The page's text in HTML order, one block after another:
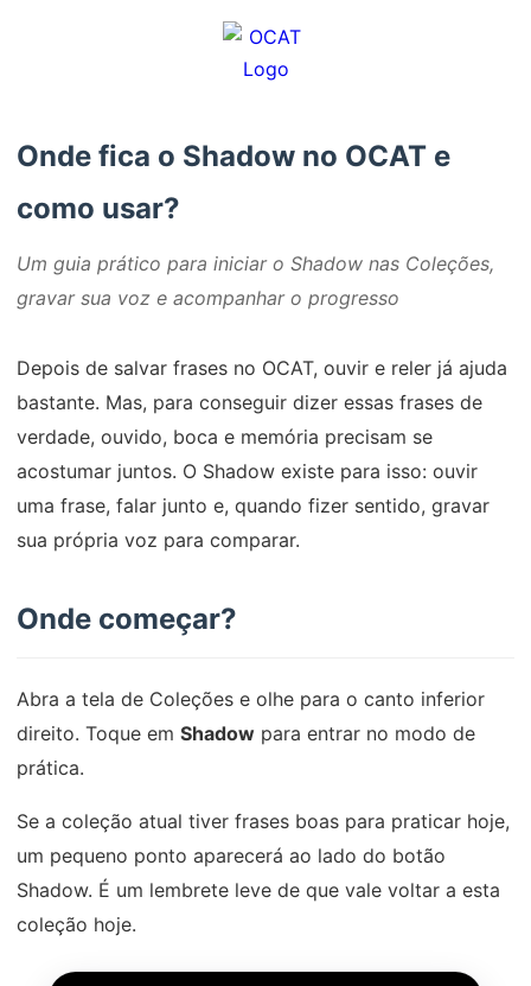
Onde fica o Shadow no OCAT e
como usar?
Um guia prático para iniciar o Shadow nas Coleções,
gravar sua voz e acompanhar o progresso
Depois de salvar frases no OCAT, ouvir e reler já ajuda
bastante. Mas, para conseguir dizer essas frases de
verdade, ouvido, boca e memória precisam se
acostumar juntos. O Shadow existe para isso: ouvir
uma frase, falar junto e, quando fizer sentido, gravar
sua própria voz para comparar.
Onde começar?
Abra a tela de Coleções e olhe para o canto inferior
direito. Toque em Shadow para entrar no modo de
prática.
Se a coleção atual tiver frases boas para praticar hoje,
um pequeno ponto aparecerá ao lado do botão
Shadow. É um lembrete leve de que vale voltar a esta
coleção hoje.